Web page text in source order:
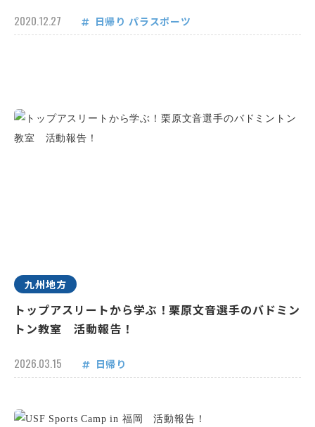
2020.12.27 日帰り パラスポーツ
九州地方
トップアスリートから学ぶ！栗原文音選手のバドミン
トン教室 活動報告！
2026.03.15 日帰り